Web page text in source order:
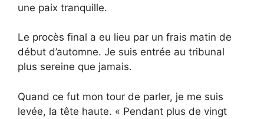
une paix tranquille.
Le procès final a eu lieu par un frais matin de
début d’automne. Je suis entrée au tribunal
plus sereine que jamais.
Quand ce fut mon tour de parler, je me suis
levée, la tête haute. « Pendant plus de vingt